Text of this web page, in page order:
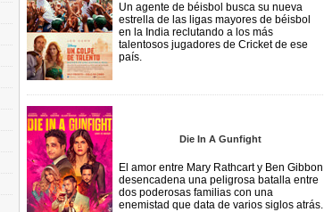
Un agente de béisbol busca su nueva
estrella de las ligas mayores de béisbol
en la India reclutando a los más
talentosos jugadores de Cricket de ese
país.
Die In A Gunfight
El amor entre Mary Rathcart y Ben Gibbon
desencadena una peligrosa batalla entre
dos poderosas familias con una
enemistad que data de varios siglos atrás.